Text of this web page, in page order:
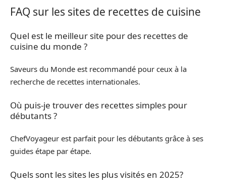
FAQ sur les sites de recettes de cuisine
Quel est le meilleur site pour des recettes de
cuisine du monde ?
Saveurs du Monde est recommandé pour ceux à la
recherche de recettes internationales.
Où puis-je trouver des recettes simples pour
débutants ?
ChefVoyageur est parfait pour les débutants grâce à ses
guides étape par étape.
Quels sont les sites les plus visités en 2025?